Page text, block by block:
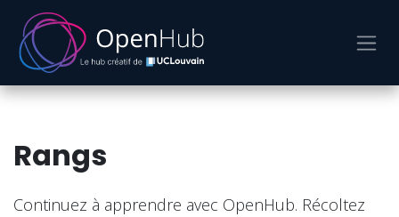
Se rendre au contenu
Rangs
Continuez à apprendre avec OpenHub. Récoltez